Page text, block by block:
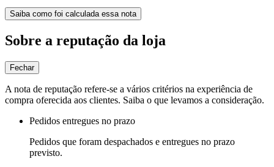
Saiba como foi calculada essa nota
Sobre a reputação da loja
Fechar
A nota de reputação refere-se a vários critérios na experiência de
compra oferecida aos clientes. Saiba o que levamos a consideração.
Pedidos entregues no prazo
Pedidos que foram despachados e entregues no prazo
previsto.